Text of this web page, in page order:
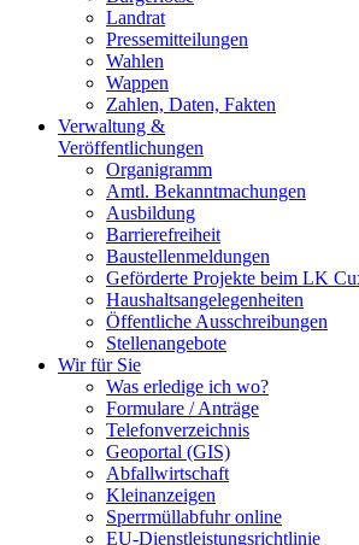
Landrat
Pressemitteilungen
Wahlen
Wappen
Zahlen, Daten, Fakten
Verwaltung &
Veröffentlichungen
Organigramm
Amtl. Bekanntmachungen
Ausbildung
Barrierefreiheit
Baustellenmeldungen
Geförderte Projekte beim LK
Haushaltsangelegenheiten
Öffentliche Ausschreibungen
Stellenangebote
Wir für Sie
Was erledige ich wo?
Formulare / Anträge
Telefonverzeichnis
Geoportal (GIS)
Abfallwirtschaft
Kleinanzeigen
Sperrmüllabfuhr online
EU-Dienstleistungsrichtlinie